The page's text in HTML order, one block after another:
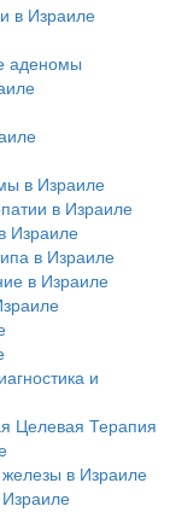
в Израиле
аденомы
в Израиле
в Израиле
Израиле
в Израиле
в Израиле
и
Целевая Терапия
в Израиле